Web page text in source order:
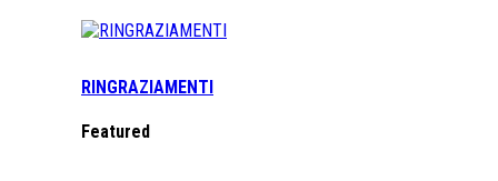
RINGRAZIAMENTI
Featured